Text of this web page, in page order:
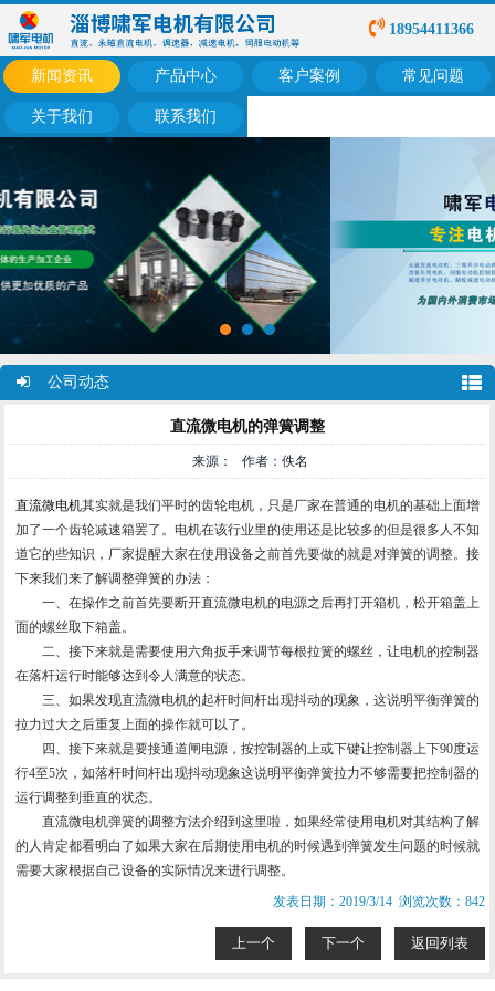
18954411366
新闻资讯 产品中心 客户案例 常见问题
关于我们 联系我们
公司动态
直流微电机的弹簧调整
来源： 作者：佚名
直流微电机其实就是我们平时的齿轮电机，只是厂家在普通的电机的基础上面增
加了一个齿轮减速箱罢了。电机在该行业里的使用还是比较多的但是很多人不知
道它的些知识，厂家提醒大家在使用设备之前首先要做的就是对弹簧的调整。接
下来我们来了解调整弹簧的办法：
一、在操作之前首先要断开直流微电机的电源之后再打开箱机，松开箱盖上
面的螺丝取下箱盖。
二、接下来就是需要使用六角扳手来调节每根拉簧的螺丝，让电机的控制器
在落杆运行时能够达到令人满意的状态。
三、如果发现直流微电机的起杆时间杆出现抖动的现象，这说明平衡弹簧的
拉力过大之后重复上面的操作就可以了。
四、接下来就是要接通道闸电源，按控制器的上或下键让控制器上下90度运
行4至5次，如落杆时间杆出现抖动现象这说明平衡弹簧拉力不够需要把控制器的
运行调整到垂直的状态。
直流微电机弹簧的调整方法介绍到这里啦，如果经常使用电机对其结构了解
的人肯定都看明白了如果大家在后期使用电机的时候遇到弹簧发生问题的时候就
需要大家根据自己设备的实际情况来进行调整。
发表日期：2019/3/14 浏览次数：842
上一个 下一个 返回列表